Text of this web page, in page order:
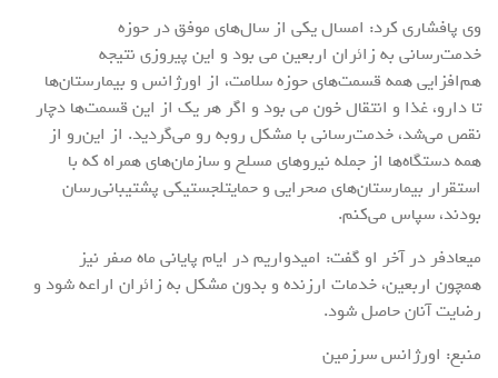
وی پافشاری کرد: امسال یکی از سال‌های موفق در حوزه
خدمت‌رسانی به زائران اربعین می بود و این پیروزی نتیجه
هم‌افزایی همه قسمت‌های حوزه سلامت، از اورژانس و بیمارستان‌ها
تا دارو، غذا و انتقال خون می بود و اگر هر یک از این قسمت‌ها دچار
نقص می‌شد، خدمت‌رسانی با مشکل روبه رو می‌گردید. از این‌رو از
همه دستگاه‌ها از جمله نیروهای مسلح و سازمان‌های همراه که با
استقرار بیمارستان‌های صحرایی و حمایتلجستیکی پشتیبانی‌رسان
بودند، سپاس می‌کنم.
میعادفر در آخر او گفت: امیدواریم در ایام پایانی ماه صفر نیز
همچون اربعین، خدمات ارزنده و بدون مشکل به زائران اراعه شود و
رضایت آنان حاصل شود.
منبع: اورژانس سرزمین